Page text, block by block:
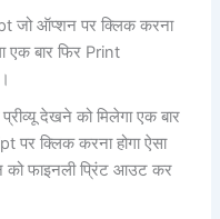
जो ऑप्शन पर क्लिक करना
एक बार फिर Print
देखने को मिलेगा एक बार
क्लिक करना होगा ऐसा
फाइनली प्रिंट आउट कर